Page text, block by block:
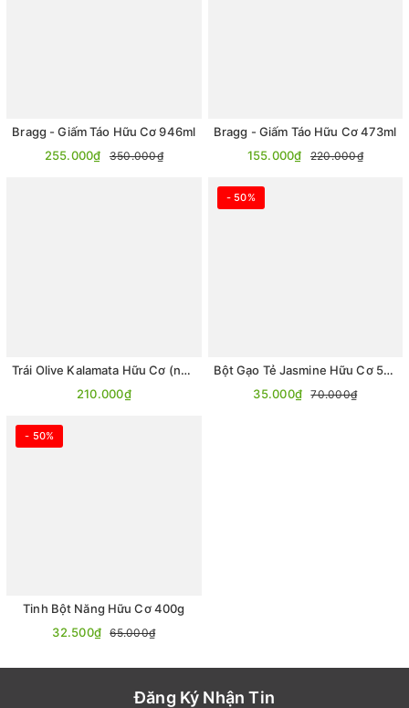
Bragg - Giấm Táo Hữu Cơ 946ml
255.000₫
350.000₫
Bragg - Giấm Táo Hữu Cơ 473ml
155.000₫
220.000₫
Trái Olive Kalamata Hữu Cơ (ngâm trong nước muối, đã tách hạt)
210.000₫
- 50%
Bột Gạo Tẻ Jasmine Hữu Cơ 500g
35.000₫
70.000₫
- 50%
Tinh Bột Năng Hữu Cơ 400g
32.500₫
65.000₫
Đăng Ký Nhận Tin